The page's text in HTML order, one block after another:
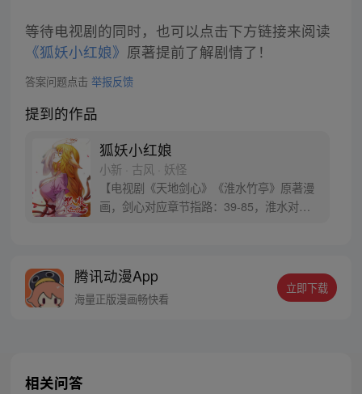
等待电视剧的同时，也可以点击下方链接来阅读
《狐妖小红娘》 原著提前了解剧情了！
答案问题点击 举报反馈
提到的作品
狐妖小红娘
小新 · 古风 · 妖怪
【电视剧《天地剑心》《淮水竹亭》原著漫
画，剑心对应章节指路：39-85，淮水对应
腾讯动漫App
海量正版漫画畅快看
立即下载
相关问答